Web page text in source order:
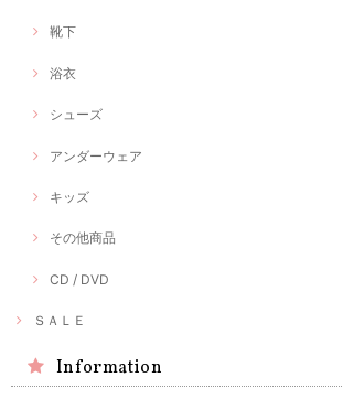
靴下
浴衣
シューズ
アンダーウェア
キッズ
その他商品
CD / DVD
ＳＡＬＥ
Information